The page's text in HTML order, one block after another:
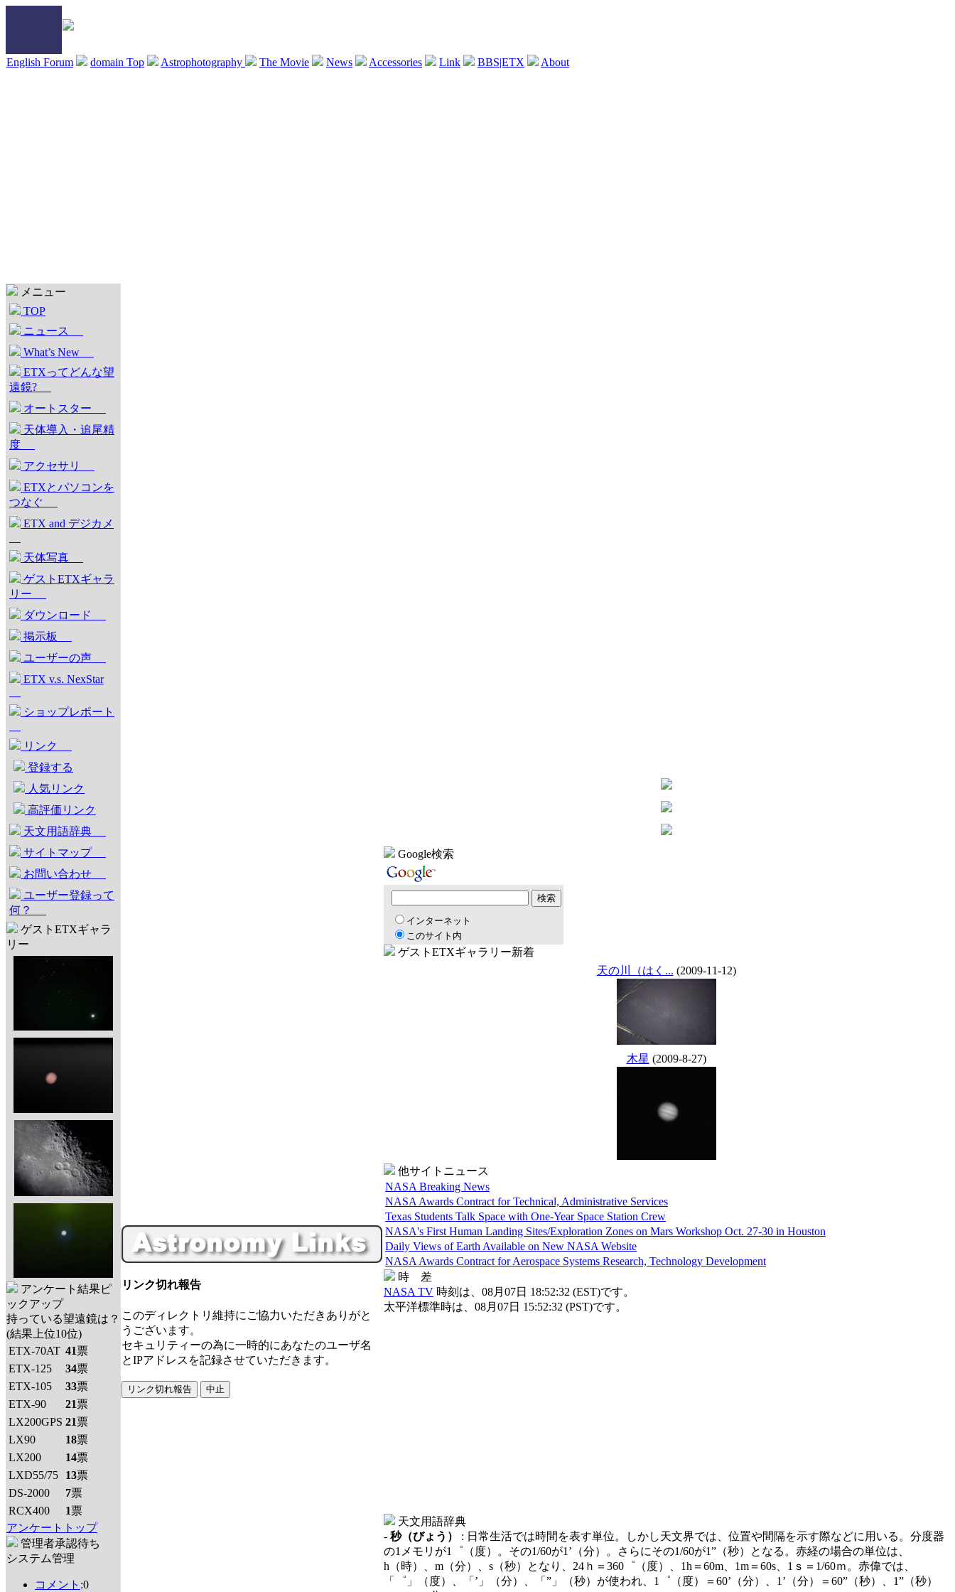
English Forum domain Top Astrophotography The Movie News Accessories Link BBS|ETX About
メニュー
TOP
ニュース
What’s New
ETXってどんな望
遠鏡?
オートスター
天体導入・追尾精
度
アクセサリ
ETXとパソコンを
つなぐ
ETX and デジカメ
天体写真
ゲストETXギャラ
リー
ダウンロード
掲示板
ユーザーの声
ETX v.s. NexStar
ショップレポート
リンク
登録する
人気リンク
高評価リンク
天文用語辞典
サイトマップ
お問い合わせ
ユーザー登録って
何？
ゲストETXギャラ
リー
アンケート結果ピ
ックアップ
持っている望遠鏡は？
(結果上位10位)
ETX-70AT 41票
ETX-125
34票
ETX-105
33票
ETX-90
21票
LX200GPS 21票
LX90
18票
LX200
14票
LXD55/75
13票
DS-2000
7票
RCX400
1票
アンケートトップ
管理者承認待ち
システム管理
コメント :0
リンク切れ報告
このディレクトリ維持にご協力いただきありがと
うございます。
セキュリティーの為に一時的にあなたのユーザ名
とIPアドレスを記録させていただきます。
Google検索
インターネット
このサイト内
ゲストETXギャラリー新着
天の川（はく... (2009-11-12)
木星 (2009-8-27)
他サイトニュース
NASA Breaking News
NASA Awards Contract for Technical, Administrative Services
Texas Students Talk Space with One-Year Space Station Crew
NASA's First Human Landing Sites/Exploration Zones on Mars Workshop Oct. 27-30 in Houston
Daily Views of Earth Available on New NASA Website
NASA Awards Contract for Aerospace Systems Research, Technology Development
時 差
NASA TV 時刻は、08月07日 18:52:32 (EST)です。
太平洋標準時は、08月07日 15:52:32 (PST)です。
天文用語辞典
- 秒（びょう）
: 日常生活では時間を表す単位。しかし天文界では、位置や間隔を示す際などに用いる。分度器
の1メモリが1゜（度）。その1/60が1’（分）。さらにその1/60が1”（秒）となる。赤経の場合の単位は、
h（時）、m（分）、s（秒）となり、24ｈ＝360゜（度）、1h＝60m、1m＝60s、1ｓ＝1/60ｍ。赤偉では、
「゜」（度）、「’」（分）、「”」（秒）が使われ、1゜（度）＝60’（分）、1’（分）＝60”（秒）、1”（秒）